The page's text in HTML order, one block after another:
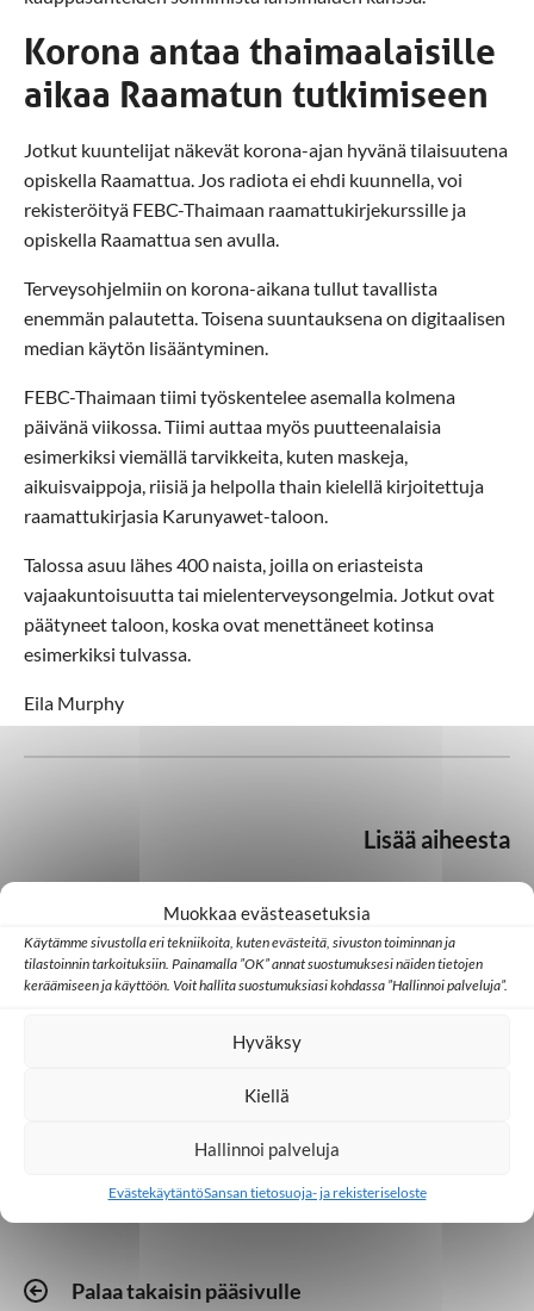
Muokkaa evästeasetuksia
Käytämme sivustolla eri tekniikoita, kuten evästeitä, sivuston toiminnan ja
tilastoinnin tarkoituksiin. Painamalla ”OK” annat suostumuksesi näiden tietojen
keräämiseen ja käyttöön. Voit hallita suostumuksiasi kohdassa ”Hallinnoi palveluja”.
Hyväksy
Kiellä
Hallinnoi palveluja
EvästekäytäntöSansan tietosuoja- ja rekisteriseloste
Korona antaa thaimaalaisille
aikaa Raamatun tutkimiseen
Jotkut kuuntelijat näkevät korona-ajan hyvänä tilaisuutena
opiskella Raamattua. Jos radiota ei ehdi kuunnella, voi
rekisteröityä FEBC-Thaimaan raamattukirjekurssille ja
opiskella Raamattua sen avulla.
Terveysohjelmiin on korona-aikana tullut tavallista
enemmän palautetta. Toisena suuntauksena on digitaalisen
median käytön lisääntyminen.
FEBC-Thaimaan tiimi työskentelee asemalla kolmena
päivänä viikossa. Tiimi auttaa myös puutteenalaisia
esimerkiksi viemällä tarvikkeita, kuten maskeja,
aikuisvaippoja, riisiä ja helpolla thain kielellä kirjoitettuja
raamattukirjasia Karunyawet-taloon.
Talossa asuu lähes 400 naista, joilla on eriasteista
vajaakuntoisuutta tai mielenterveysongelmia. Jotkut ovat
päätyneet taloon, koska ovat menettäneet kotinsa
esimerkiksi tulvassa.
Eila Murphy
Lisää aiheesta
FEBC Korona
Palaa takaisin pääsivulle